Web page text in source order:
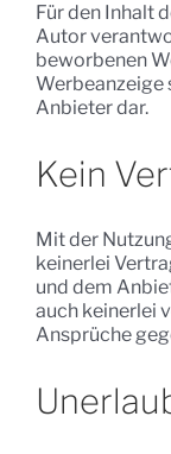
Für den Inhalt
Autor
beworbenen
Werbeanzeige
Anbieter dar.
Kein
Mit der
keinerlei
und dem
auch keinerlei
Ansprüche